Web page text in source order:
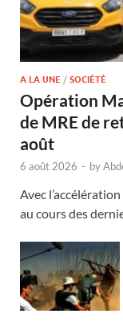
A LA UNE / SOCIÉTÉ
Opération
de MRE de
août
6 août 2026 - by
Avec
au cours des